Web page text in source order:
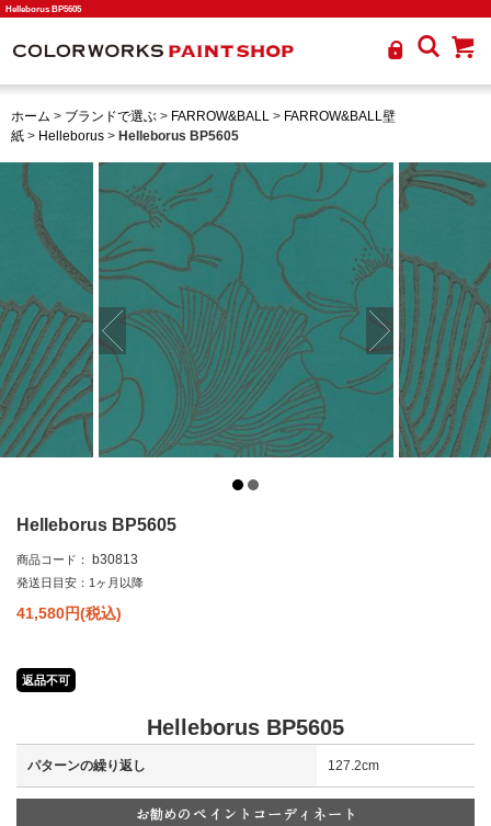
Helleborus BP5605
ホーム > ブランドで選ぶ > FARROW&BALL > FARROW&BALL壁
紙 > Helleborus > Helleborus BP5605
Helleborus BP5605
商品コード： b30813
発送日目安：1ヶ月以降
41,580円(税込)
返品不可
Helleborus BP5605
パターンの繰り返し 127.2cm